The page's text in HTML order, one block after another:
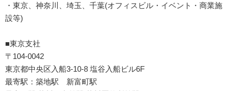
・東京、神奈川、埼玉、千葉(オフィスビル・イベント・商業施
設等)
■東京支社
〒104-0042
東京都中央区入船3-10-8 塩谷入船ビル6F
最寄駅：築地駅 新富町駅